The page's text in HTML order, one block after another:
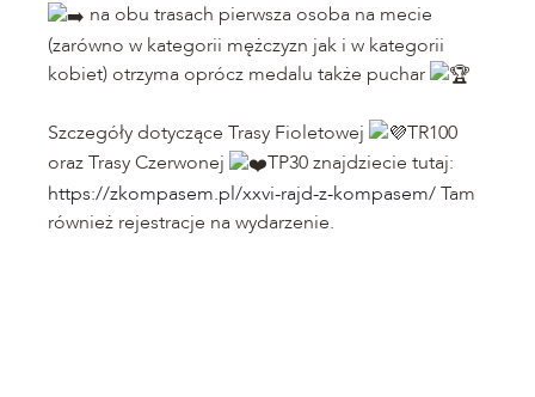
na obu trasach pierwsza osoba na mecie
(zarówno w kategorii mężczyzn jak i w kategorii
kobiet) otrzyma oprócz medalu także puchar
Szczegóły dotyczące Trasy Fioletowej
TR100
oraz Trasy Czerwonej
TP30 znajdziecie tutaj:
https://zkompasem.pl/xxvi-rajd-z-kompasem/Tam
również rejestracje na wydarzenie.